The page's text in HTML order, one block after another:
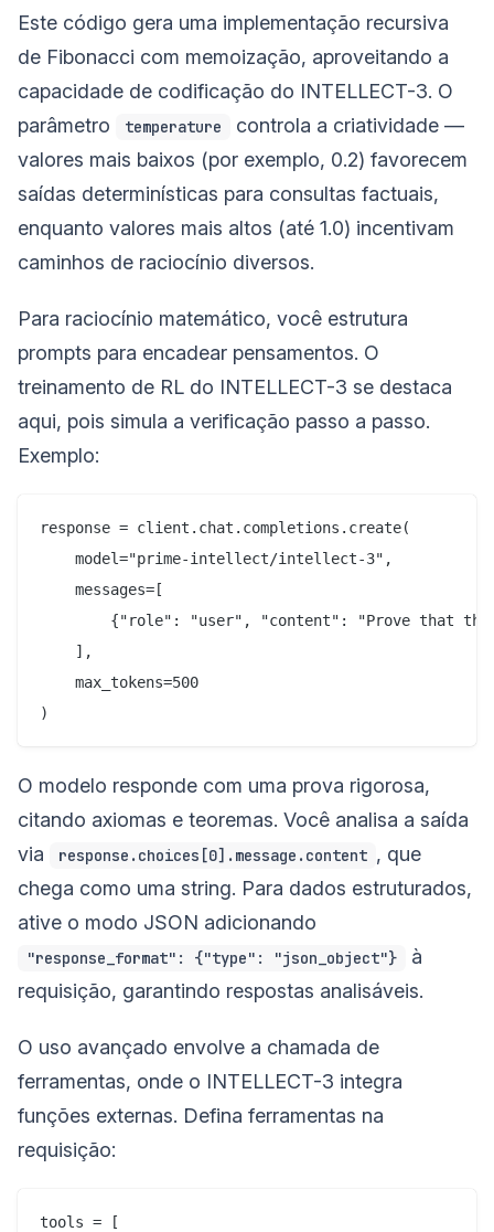
Este código gera uma implementação recursiva
de Fibonacci com memoização, aproveitando a
capacidade de codificação do INTELLECT-3. O
parâmetro
temperature
controla a criatividade —
valores mais baixos (por exemplo, 0.2) favorecem
saídas determinísticas para consultas factuais,
enquanto valores mais altos (até 1.0) incentivam
caminhos de raciocínio diversos.
Para raciocínio matemático, você estrutura
prompts para encadear pensamentos. O
treinamento de RL do INTELLECT-3 se destaca
aqui, pois simula a verificação passo a passo.
Exemplo:
response = client.chat.completions.create(
    model="prime-intellect/intellect-3",
    messages=[
{"role": "user", "content": "Prove that
    ],
    max_tokens=500
O modelo responde com uma prova rigorosa,
citando axiomas e teoremas. Você analisa a saída
via
response.choices[0].message.content , que
chega como uma string. Para dados estruturados,
ative o modo JSON adicionando
"response_format": {"type": "json_object"}
à
requisição, garantindo respostas analisáveis.
O uso avançado envolve a chamada de
ferramentas, onde o INTELLECT-3 integra
funções externas. Defina ferramentas na
requisição:
tools = [